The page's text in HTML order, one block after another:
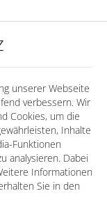
unserer Webseite
verbessern. Wir
Cookies, um die
Inhalte
Funktionen
analysieren. Dabei
Informationen
Sie in den